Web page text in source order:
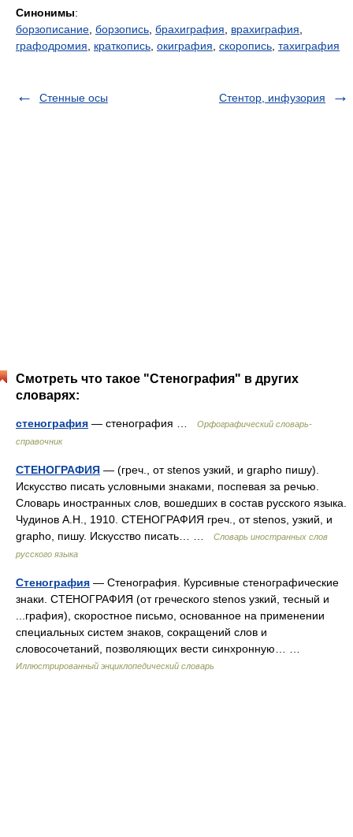
Синонимы:
борзописание, борзопись, брахиграфия, врахиграфия,
графодромия, краткопись, окиграфия, скоропись, тахиграфия
Стенные осы Стентор, инфузория
Смотреть что такое "Стенография" в других
словарях:
стенография — стенография …
Орфографический словарь-
справочник
СТЕНОГРАФИЯ — (греч., от stenos узкий, и grapho пишу).
Искусство писать условными знаками, поспевая за речью.
Словарь иностранных слов, вошедших в состав русского языка.
Чудинов А.Н., 1910. СТЕНОГРАФИЯ греч., от stenos, узкий, и
grapho, пишу. Искусство писать… …
Словарь иностранных слов
русского языка
Стенография — Стенография. Курсивные стенографические
знаки. СТЕНОГРАФИЯ (от греческого stenos узкий, тесный и
...графия), скоростное письмо, основанное на применении
специальных систем знаков, сокращений слов и
словосочетаний, позволяющих вести синхронную… …
Иллюстрированный энциклопедический словарь